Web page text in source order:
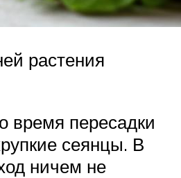
растения
время пересадки
сеянцы. В
ничем не